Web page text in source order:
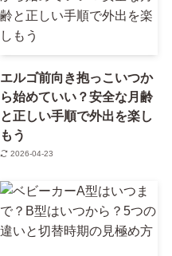
エルゴ前向き抱っこいつか
ら始めていい？安全な月齢
と正しい手順で外出を楽し
もう
2026-04-23